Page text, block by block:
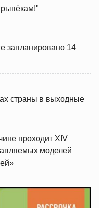
запланировано 14
страны в выходные
проходит XIV
моделей